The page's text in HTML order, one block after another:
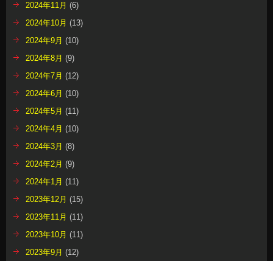
2024年11月 (6)
2024年10月 (13)
2024年9月 (10)
2024年8月 (9)
2024年7月 (12)
2024年6月 (10)
2024年5月 (11)
2024年4月 (10)
2024年3月 (8)
2024年2月 (9)
2024年1月 (11)
2023年12月 (15)
2023年11月 (11)
2023年10月 (11)
2023年9月 (12)